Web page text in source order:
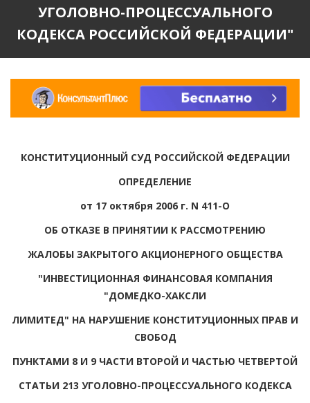
УГОЛОВНО-ПРОЦЕССУАЛЬНОГО
КОДЕКСА РОССИЙСКОЙ ФЕДЕРАЦИИ"
КОНСТИТУЦИОННЫЙ СУД РОССИЙСКОЙ ФЕДЕРАЦИИ
ОПРЕДЕЛЕНИЕ
от 17 октября 2006 г. N 411-О
ОБ ОТКАЗЕ В ПРИНЯТИИ К РАССМОТРЕНИЮ
ЖАЛОБЫ ЗАКРЫТОГО АКЦИОНЕРНОГО ОБЩЕСТВА
"ИНВЕСТИЦИОННАЯ ФИНАНСОВАЯ КОМПАНИЯ
"ДОМЕДКО-ХАКСЛИ
ЛИМИТЕД" НА НАРУШЕНИЕ КОНСТИТУЦИОННЫХ ПРАВ И
СВОБОД
ПУНКТАМИ 8 И 9 ЧАСТИ ВТОРОЙ И ЧАСТЬЮ ЧЕТВЕРТОЙ
СТАТЬИ 213 УГОЛОВНО-ПРОЦЕССУАЛЬНОГО КОДЕКСА